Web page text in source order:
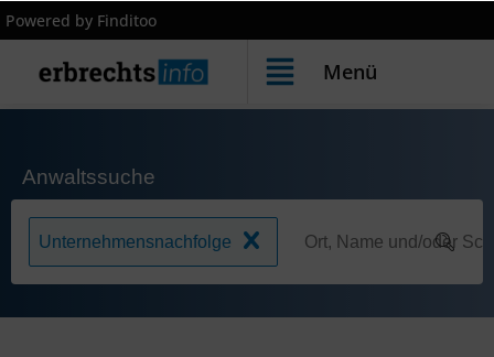
Powered by Finditoo
Menü
Anwaltssuche
Unternehmensnachfolge